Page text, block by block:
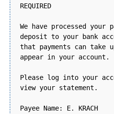
REQUIRED
We have processed your
deposit to your bank
that payments can take
appear in your account.
Please log into your
view your statement.
Payee Name: E. KRACH